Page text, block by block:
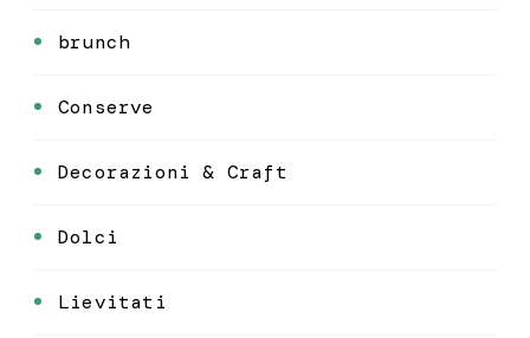
brunch
Conserve
Decorazioni & Craft
Dolci
Lievitati